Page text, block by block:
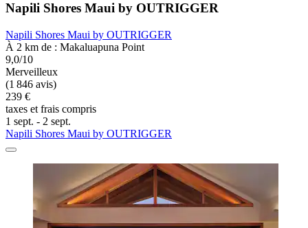
Napili Shores Maui by OUTRIGGER
Napili Shores Maui by OUTRIGGER
À 2 km de : Makaluapuna Point
9,0/10
Merveilleux
(1 846 avis)
239 €
taxes et frais compris
1 sept. - 2 sept.
Napili Shores Maui by OUTRIGGER